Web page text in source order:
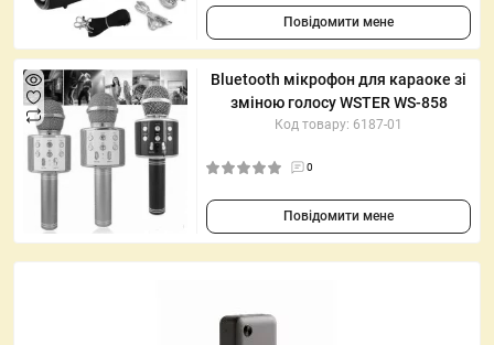
Повідомити мене
Bluetooth мікрофон для караоке зі
зміною голосу WSTER WS-858
Код товару: 6187-01
0
Повідомити мене